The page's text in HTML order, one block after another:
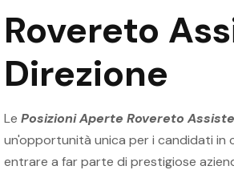
Rovereto
Direzione
Le Posizioni Aperte Rovereto
un'opportunità unica per i candidati in
entrare a far parte di prestigiose